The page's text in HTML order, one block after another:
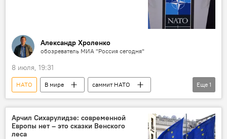
Александр Хроленко
обозреватель МИА "Россия сегодня"
8 июля, 19:31
НАТО В мире
саммит НАТО
колумнистика
Еще 1
Арчил Сихарулидзе: современной
Европы нет – это сказки Венского
леса